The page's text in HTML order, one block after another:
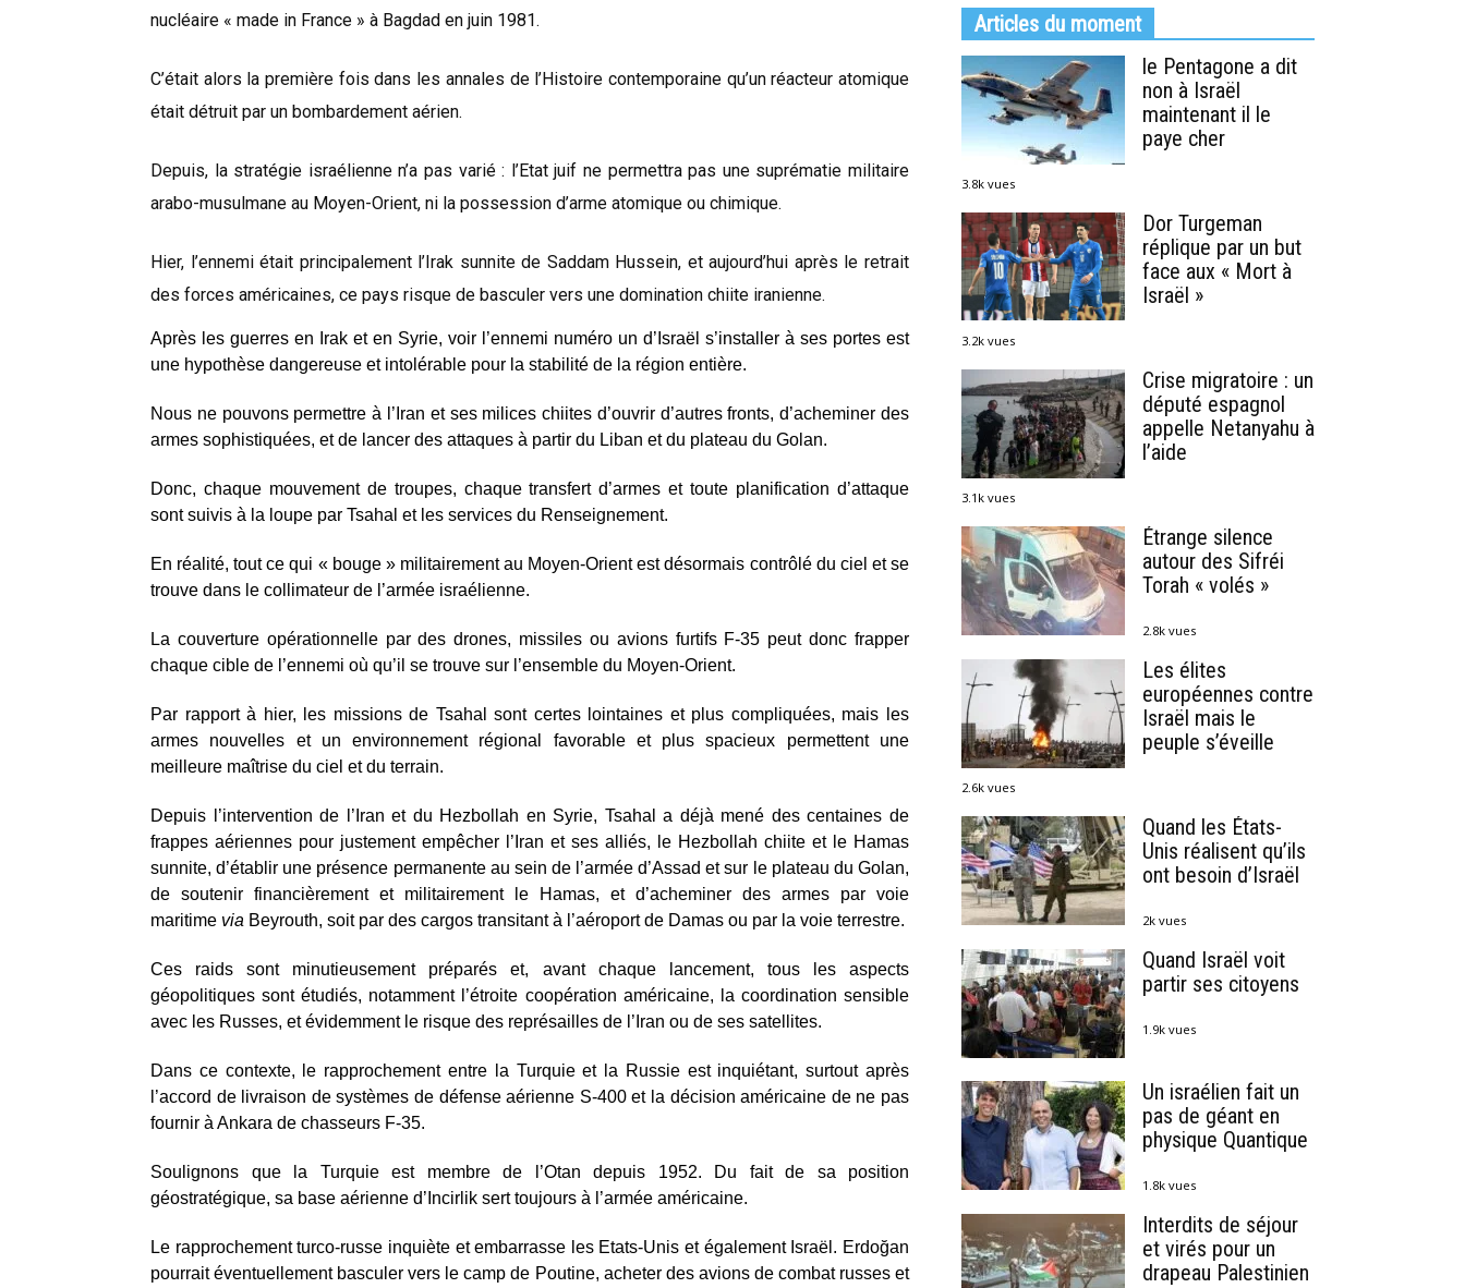
nucléaire « made in France » à Bagdad en juin 1981.
C’était alors la première fois dans les annales de l’Histoire contemporaine qu’un réacteur atomique
était détruit par un bombardement aérien.
Depuis, la stratégie israélienne n’a pas varié : l’Etat juif ne permettra pas une suprématie militaire
arabo-musulmane au Moyen-Orient, ni la possession d’arme atomique ou chimique.
Hier, l’ennemi était principalement l’Irak sunnite de Saddam Hussein, et aujourd’hui après le retrait
des forces américaines, ce pays risque de basculer vers une domination chiite iranienne.
Après les guerres en Irak et en Syrie, voir l’ennemi numéro un d’Israël s’installer à ses portes est
une hypothèse dangereuse et intolérable pour la stabilité de la région entière.
Nous ne pouvons permettre à l’Iran et ses milices chiites d’ouvrir d’autres fronts, d’acheminer des
armes sophistiquées, et de lancer des attaques à partir du Liban et du plateau du Golan.
Donc, chaque mouvement de troupes, chaque transfert d’armes et toute planification d’attaque
sont suivis à la loupe par Tsahal et les services du Renseignement.
En réalité, tout ce qui « bouge » militairement au Moyen-Orient est désormais contrôlé du ciel et se
trouve dans le collimateur de l’armée israélienne.
La couverture opérationnelle par des drones, missiles ou avions furtifs F-35 peut donc frapper
chaque cible de l’ennemi où qu’il se trouve sur l’ensemble du Moyen-Orient.
Par rapport à hier, les missions de Tsahal sont certes lointaines et plus compliquées, mais les
armes nouvelles et un environnement régional favorable et plus spacieux permettent une
meilleure maîtrise du ciel et du terrain.
Depuis l’intervention de l’Iran et du Hezbollah en Syrie, Tsahal a déjà mené des centaines de
frappes aériennes pour justement empêcher l’Iran et ses alliés, le Hezbollah chiite et le Hamas
sunnite, d’établir une présence permanente au sein de l’armée d’Assad et sur le plateau du Golan,
de soutenir financièrement et militairement le Hamas, et d’acheminer des armes par voie
maritime via Beyrouth, soit par des cargos transitant à l’aéroport de Damas ou par la voie terrestre.
Ces raids sont minutieusement préparés et, avant chaque lancement, tous les aspects
géopolitiques sont étudiés, notamment l’étroite coopération américaine, la coordination sensible
avec les Russes, et évidemment le risque des représailles de l’Iran ou de ses satellites.
Dans ce contexte, le rapprochement entre la Turquie et la Russie est inquiétant, surtout après
l’accord de livraison de systèmes de défense aérienne S-400 et la décision américaine de ne pas
fournir à Ankara de chasseurs F-35.
Soulignons que la Turquie est membre de l’Otan depuis 1952. Du fait de sa position
géostratégique, sa base aérienne d’Incirlik sert toujours à l’armée américaine.
Le rapprochement turco-russe inquiète et embarrasse les Etats-Unis et également Israël. Erdoğan
pourrait éventuellement basculer vers le camp de Poutine, acheter des avions de combat russes et
Articles du moment
le Pentagone a dit
non à Israël
maintenant il le
paye cher
3.8k vues
Dor Turgeman
réplique par un but
face aux « Mort à
Israël »
3.2k vues
Crise migratoire : un
député espagnol
appelle Netanyahu à
l’aide
3.1k vues
Étrange silence
autour des Sifréi
Torah « volés »
2.8k vues
Les élites
européennes contre
Israël mais le
peuple s’éveille
2.6k vues
Quand les États-
Unis réalisent qu’ils
ont besoin d’Israël
2k vues
Quand Israël voit
partir ses citoyens
1.9k vues
Un israélien fait un
pas de géant en
physique Quantique
1.8k vues
Interdits de séjour
et virés pour un
drapeau Palestinien